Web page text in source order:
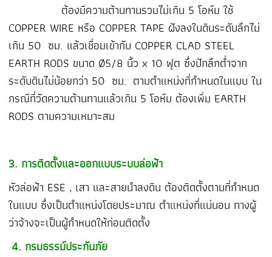
ต้องมีความต้านทานรวมไม่เกิน 5 โอห์ม ใช้
COPPER WIRE หรือ COPPER TAPE ฝังลงในดินระดับลึกไม่
เกิน 50 ซม. แล้วเชื่อมเข้ากับ COPPER CLAD STEEL
EARTH RODS ขนาด Ø5/8 นิ้ว x 10 ฟุต ซึ่งปักลึกต่ำจาก
ระดับดินไม่น้อยกว่า 50 ซม. ตามตำแหน่งที่กำหนดในแบบ ใน
กรณีที่วัดความต้านทานแล้วเกิน 5 โอห์ม ต้องเพิ่ม EARTH
RODS ตามความเหมาะสม
3. การติดตั้งและออกแบบระบบล่อฟ้า
หัวล่อฟ้า ESE , เสา และสายนำลงดิน ต้องติดตั้งตามที่กำหนด
ในแบบ ซึ่งเป็นตำแหน่งโดยประมาณ ตำแหน่งที่แน่นอน ทางผู้
ว่าจ้างจะเป็นผู้กำหนดให้ก่อนติดตั้ง
4. กรมธรรม์ประกันภัย